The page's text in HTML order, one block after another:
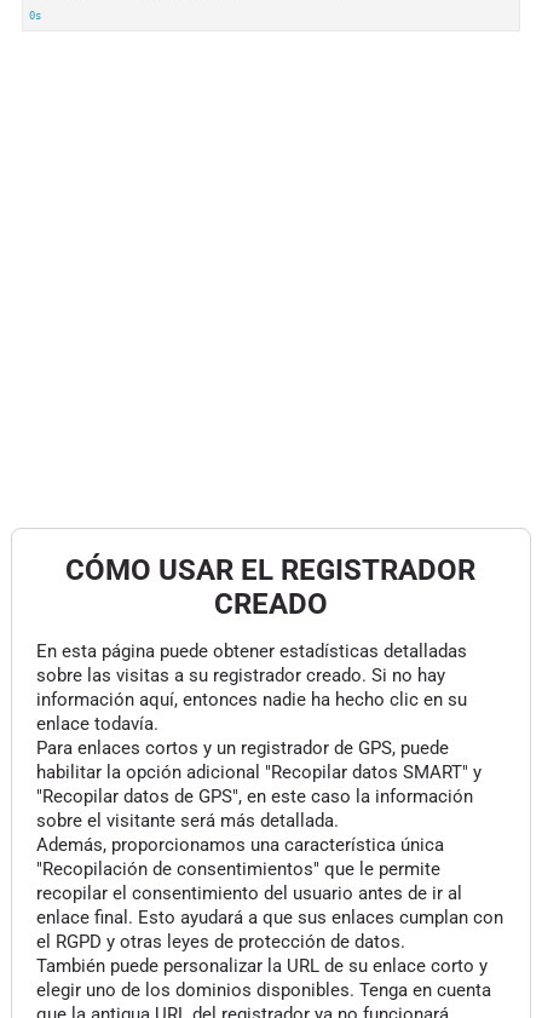
0s
CÓMO USAR EL REGISTRADOR
CREADO
En esta página puede obtener estadísticas detalladas
sobre las visitas a su registrador creado. Si no hay
información aquí, entonces nadie ha hecho clic en su
enlace todavía.
Para enlaces cortos y un registrador de GPS, puede
habilitar la opción adicional "Recopilar datos SMART" y
"Recopilar datos de GPS", en este caso la información
sobre el visitante será más detallada.
Además, proporcionamos una característica única
"Recopilación de consentimientos" que le permite
recopilar el consentimiento del usuario antes de ir al
enlace final. Esto ayudará a que sus enlaces cumplan con
el RGPD y otras leyes de protección de datos.
También puede personalizar la URL de su enlace corto y
elegir uno de los dominios disponibles. Tenga en cuenta